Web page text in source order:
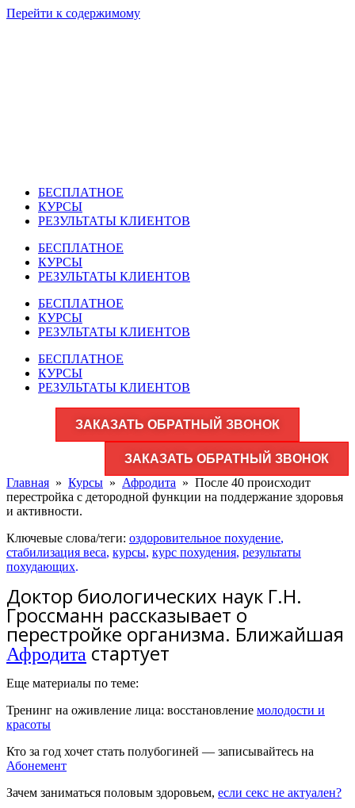
Перейти к содержимому
БЕСПЛАТНОЕ
КУРСЫ
РЕЗУЛЬТАТЫ КЛИЕНТОВ
БЕСПЛАТНОЕ
КУРСЫ
РЕЗУЛЬТАТЫ КЛИЕНТОВ
БЕСПЛАТНОЕ
КУРСЫ
РЕЗУЛЬТАТЫ КЛИЕНТОВ
БЕСПЛАТНОЕ
КУРСЫ
РЕЗУЛЬТАТЫ КЛИЕНТОВ
ЗАКАЗАТЬ ОБРАТНЫЙ ЗВОНОК
ЗАКАЗАТЬ ОБРАТНЫЙ ЗВОНОК
Главная » Курсы » Афродита » После 40 происходит
перестройка с детородной функции на поддержание здоровья
и активности.
Ключевые слова/теги: оздоровительное похудение,
стабилизация веса, курсы, курс похудения, результаты
похудающих.
Доктор биологических наук Г.Н.
Гроссманн рассказывает о
перестройке организма. Ближайшая
Афродита стартует
Еще материалы по теме:
Тренинг на оживление лица: восстановление молодости и
красоты
Кто за год хочет стать полубогиней — записывайтесь на
Абонемент
Зачем заниматься половым здоровьем, если секс не актуален?